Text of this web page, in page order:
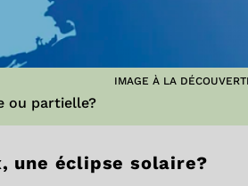
IMAGE À LA
ou partielle?
une éclipse solaire?